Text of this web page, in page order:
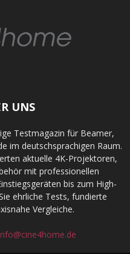
UNS
Testmagazin für Beamer,
im deutschsprachigen Raum.
aktuelle 4K-Projektoren,
mit professionellen
bis zum High-
ehrliche Tests, fundierte
Vergleiche.